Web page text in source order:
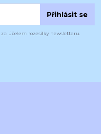
Přihlásit se
za účelem rozesílky newsletteru.